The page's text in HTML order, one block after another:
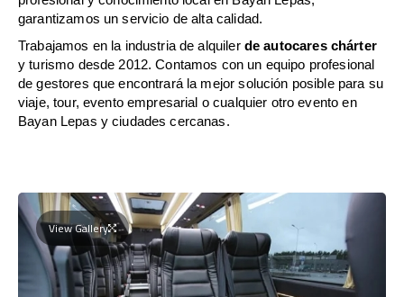
garantizamos un servicio de alta calidad.
Trabajamos en la industria de alquiler de autocares chárter
y turismo desde 2012. Contamos con un equipo profesional
de gestores que encontrará la mejor solución posible para su
viaje, tour, evento empresarial o cualquier otro evento en
Bayan Lepas y ciudades cercanas.
View Gallery